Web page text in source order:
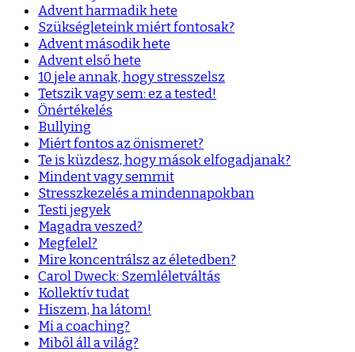
Advent harmadik hete
Szükségleteink miért fontosak?
Advent második hete
Advent első hete
10 jele annak, hogy stresszelsz
Tetszik vagy sem: ez a tested!
Önértékelés
Bullying
Miért fontos az önismeret?
Te is küzdesz, hogy mások elfogadjanak?
Mindent vagy semmit
Stresszkezelés a mindennapokban
Testi jegyek
Magadra veszed?
Megfelel?
Mire koncentrálsz az életedben?
Carol Dweck: Szemléletváltás
Kollektív tudat
Hiszem, ha látom!
Mi a coaching?
Miből áll a világ?